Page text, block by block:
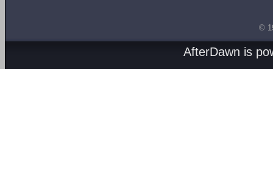
©
AfterDawn is